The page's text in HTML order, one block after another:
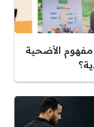
الأضحية